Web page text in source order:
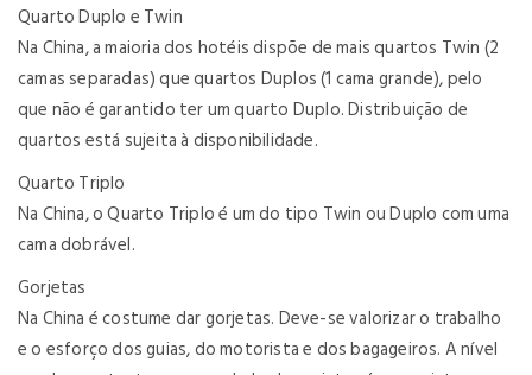
Quarto Duplo e Twin
Na China, a maioria dos hotéis dispõe de mais quartos Twin (2
camas separadas) que quartos Duplos (1 cama grande), pelo
que não é garantido ter um quarto Duplo. Distribuição de
quartos está sujeita à disponibilidade.
Quarto Triplo
Na China, o Quarto Triplo é um do tipo Twin ou Duplo com uma
cama dobrável.
Gorjetas
Na China é costume dar gorjetas. Deve-se valorizar o trabalho
e o esforço dos guias, do motorista e dos bagageiros. A nível